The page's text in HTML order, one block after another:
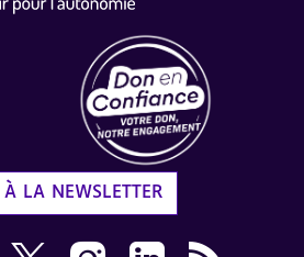
LA NEWSLETTER
Youtube AVH dans une
sur Facebook AVH dans
Nous suivre sur X AVH dans une
Nous suivre sur Instagram
Nous suivre sur
Flux RSS